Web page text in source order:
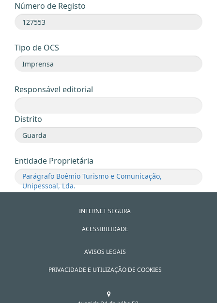
Número de Registo
Tipo de OCS
Responsável editorial
Distrito
Entidade Proprietária
Parágrafo Boémio Turismo e Comunicação,
Unipessoal, Lda.
INTERNET SEGURA
ACESSIBILIDADE
AVISOS LEGAIS
PRIVACIDADE E UTILIZAÇÃO DE COOKIES